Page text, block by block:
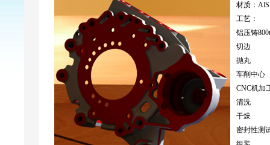
材质：
工艺：
铝压铸800t
切边
抛丸
车削中心
CNC机加
清洗
干燥
密封性测